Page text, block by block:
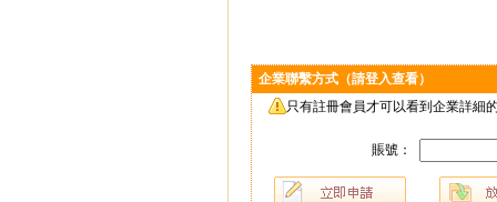
企業聯繫方式（請登入查看）
只有註冊會員才可以看到企業詳細
賬號：